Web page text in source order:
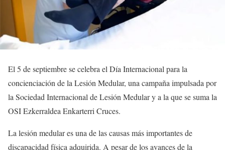
El 5 de septiembre se celebra el Día Internacional para la
concienciación de la Lesión Medular, una campaña impulsada por
la Sociedad Internacional de Lesión Medular y a la que se suma la
OSI Ezkerraldea Enkarterri Cruces.
La lesión medular es una de las causas más importantes de
discapacidad física adquirida. A pesar de los avances de la